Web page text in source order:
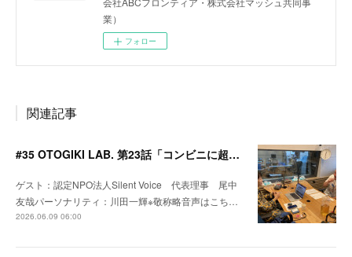
業）
フォロー
関連記事
#35 OTOGIKI LAB. 第23話「コンビニに超爆音が流れてたら、どうやって店員さんと『会話』する？」※ポッドキャスト文字起こし
ゲスト：認定NPO法人Silent Voice 代表理事 尾中
友哉パーソナリティ：川田一輝※敬称略音声はこち…
2026.06.09 06:00